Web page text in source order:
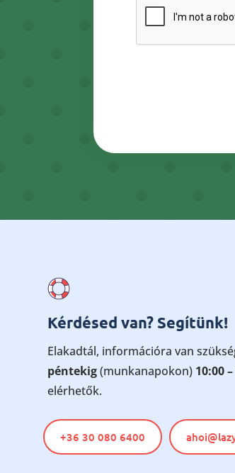
Kérdésed van? Segítünk!
Elakadtál, információra van
péntekig(munkanapokon) 10:00
elérhetők.
+36 30 080 6400